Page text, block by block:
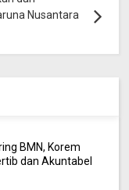
Nusantara
BMN, Korem
dan Akuntabel